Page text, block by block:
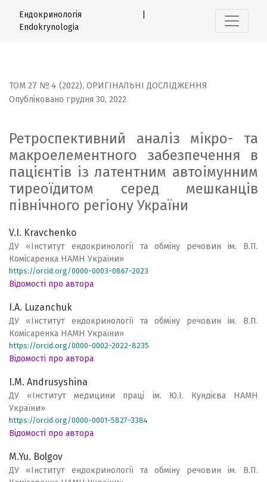
Ретроспективний аналіз мікро- та макроелементного
Ендокринологія |
Endokrynologia
ТОМ 27 № 4 (2022), ОРИГІНАЛЬНІ ДОСЛІДЖЕННЯ
Ретроспективний аналіз мікро- та
макроелементного забезпечення в
пацієнтів із латентним автоімунним
тиреоїдитом серед мешканців
північного регіону України
Опубліковано грудня 30, 2022
V.I. Kravchenko
ДУ «Інститут ендокринології та обміну речовин ім. В.П.
Комісаренка НАМН України»
https://orcid.org/0000-0003-0867-2023
Відомості про автора
I.A. Luzanchuk
ДУ «Інститут ендокринології та обміну речовин ім. В.П.
Комісаренка НАМН України»
https://orcid.org/0000-0002-2022-8235
Відомості про автора
I.M. Andrusyshina
ДУ «Інститут медицини праці ім. Ю.І. Кундієва НАМН
України»
https://orcid.org/0000-0001-5827-3384
Відомості про автора
M.Yu. Bolgov
ДУ «Інститут ендокринології та обміну речовин ім. В.П.